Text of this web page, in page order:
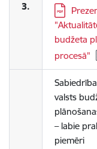
3.
budžeta
procesā"
valsts
– labie
piemēri